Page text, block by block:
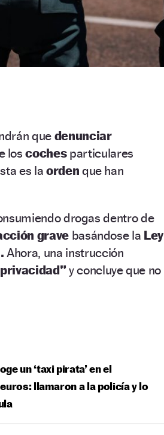
quedenunciar
loscoches particulares
es la orden que han
drogas dentro de
gravebasándose la Ley
Ahora, una instrucción
y concluye que no
un ‘taxi pirata’ en el
llamaron a la policía y lo